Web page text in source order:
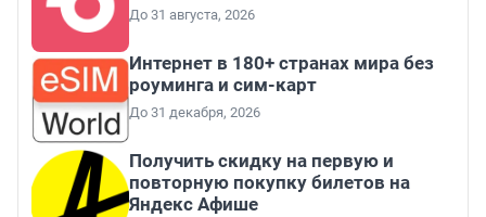
До 31 августа, 2026
Интернет в 180+ странах мира без
роуминга и сим-карт
До 31 декабря, 2026
Получить скидку на первую и
повторную покупку билетов на
Яндекс Афише